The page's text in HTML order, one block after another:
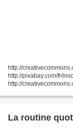
http://
http://pixabay.com/fr/
http://
La routine